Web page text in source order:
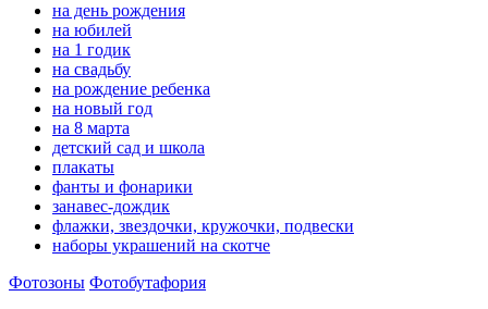
на день рождения
на юбилей
на 1 годик
на свадьбу
на рождение ребенка
на новый год
на 8 марта
детский сад и школа
плакаты
фанты и фонарики
занавес-дождик
флажки, звездочки, кружочки, подвески
наборы украшений на скотче
Фотозоны Фотобутафория